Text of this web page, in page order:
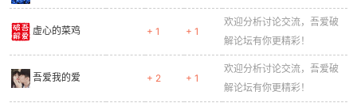
虚心的菜鸡 + 1 + 1
欢迎分析讨论交流，吾爱破
解论坛有你更精彩！
吾爱我的爱 + 2 + 1
欢迎分析讨论交流，吾爱破
解论坛有你更精彩！